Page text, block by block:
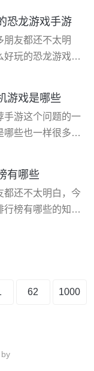
骑士》、《被创造
的世界》 我的世
尽矿工，由马库斯
恐龙游戏手游
朋友都还不太明
好玩的恐龙游戏手
多的恐龙，里面有
多的还原，到这
么好玩的恐龙进
荐了几款，一起来
游戏是哪些
手游这个问题的一
哪些也一样很多人
您关注下本站
呢是一个游戏
机游戏吧。 卡利
有哪些
都还不太明白，今
行榜有哪些的知
手游《王者之剑
，游戏由其原班人
体验玩法上再做突
62 1000